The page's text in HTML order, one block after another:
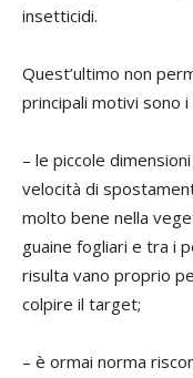
insetticidi.
Quest’ultimo non
principali motivi sono
– le piccole
velocità di
molto bene nella
guaine fogliari e tra i
risulta vano proprio
colpire il target;
– è ormai norma